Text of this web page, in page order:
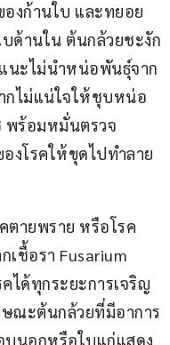
งก้านใบ และทยอย
ด้านใน ต้นกล้วยชะงัก
นะไม่นำหน่อพันธุ์จาก
กไม่แน่ใจให้ชุบหน่อ
พร้อมหมั่นตรวจ
งโรคให้ขุดไปทำลาย
ตายพราย หรือโรค
เชื้อรา Fusarium
ได้ทุกระยะการเจริญ
ษณะต้นกล้วยที่มีอาการ
บนอกหรือใบแก่แสดง